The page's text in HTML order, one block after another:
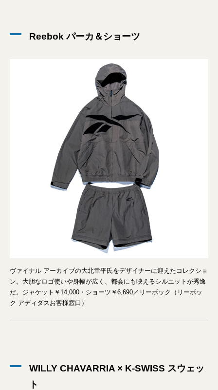
Reebok パーカ＆ショーツ
ヴァイナル アーカイブの大北幸平氏をデザイナーに迎えたコレクショ
ン。大胆なロゴ使いや身幅が広く、都会にも映えるシルエットが秀逸
だ。ジャケット￥14,000・ショーツ￥6,690／リーボック（リーボッ
ク アディダスお客様窓口）
WILLY CHAVARRIA × K-SWISS スウェッ
ト